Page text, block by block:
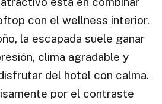
con el wellness interior.
la escapada suele ganar
clima agradable y
del hotel con calma.
por el contraste